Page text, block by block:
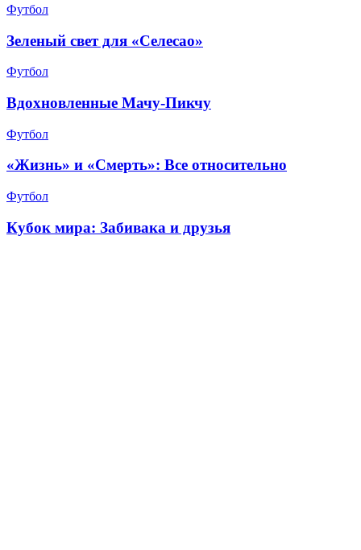
Футбол
Зеленый свет для «Селесао»
Футбол
Вдохновленные Мачу-Пикчу
Футбол
«Жизнь» и «Смерть»: Все относительно
Футбол
Кубок мира: Забивака и друзья